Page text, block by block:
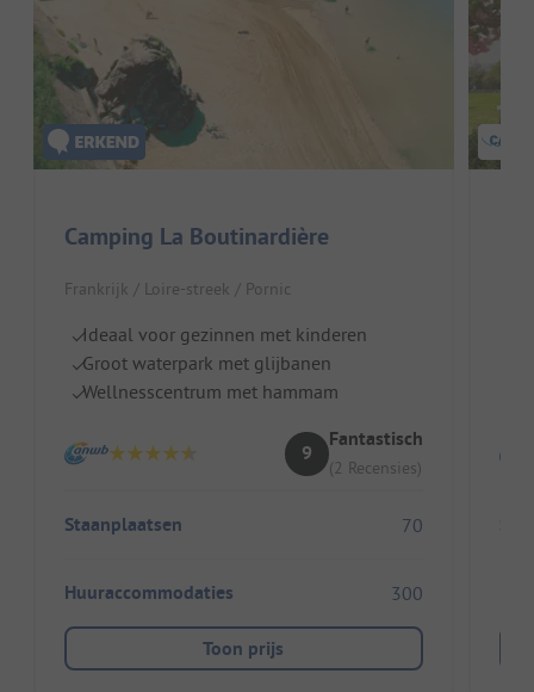
Camping La Boutinardière
Frankrijk / Loire-streek / Pornic
Ideaal voor gezinnen met kinderen
Groot waterpark met glijbanen
Wellnesscentrum met hammam
9
Fantastisch
(2 Recensies)
Staanplaatsen 70
Huuraccommodaties 300
Toon prijs